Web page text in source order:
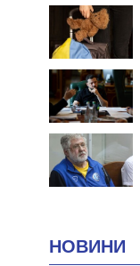
НОВИНИ